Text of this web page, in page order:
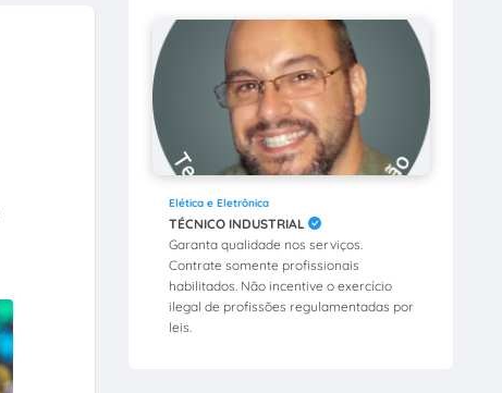
Elética e Eletrônica
TÉCNICO INDUSTRIAL
Garanta qualidade nos serviços.
Contrate somente profissionais
habilitados. Não incentive o exercício
ilegal de profissões regulamentadas por
leis.